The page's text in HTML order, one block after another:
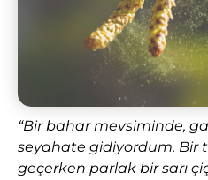
“Bir bahar mevsiminde,
seyahate gidiyordum. Bir
geçerken parlak bir sarı